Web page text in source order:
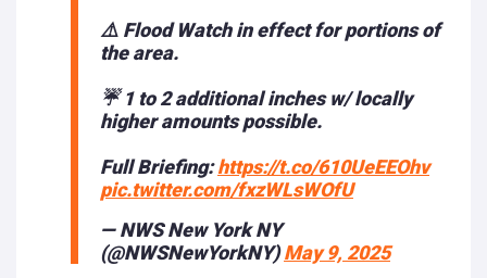
⚠️ Flood Watch in effect for portions of
the area.
☔ 1 to 2 additional inches w/ locally
higher amounts possible.
Full Briefing:https://t.co/610UeEEOhv
pic.twitter.com/fxzWLsWOfU
— NWS New York NY
(@NWSNewYorkNY)May 9, 2025